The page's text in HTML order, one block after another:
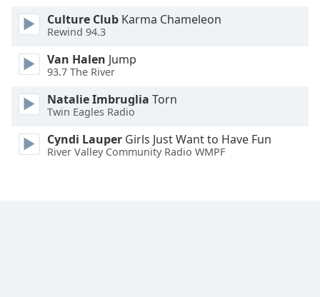
Size
Text
Edge
Style
Culture Club Karma Chameleon
Rewind 94.3
Van Halen Jump
93.7 The River
Natalie Imbruglia Torn
Twin Eagles Radio
Cyndi Lauper Girls Just Want to Have Fun
River Valley Community Radio WMPF